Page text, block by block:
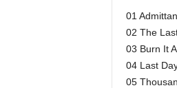
01
02 The
03 Burn It
04 Last
05